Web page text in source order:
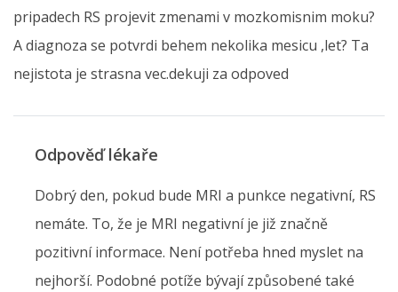
pripadech RS projevit zmenami v mozkomisnim moku?
A diagnoza se potvrdi behem nekolika mesicu ,let? Ta
nejistota je strasna vec.dekuji za odpoved
Odpověď lékaře
Dobrý den, pokud bude MRI a punkce negativní, RS
nemáte. To, že je MRI negativní je již značně
pozitivní informace. Není potřeba hned myslet na
nejhorší. Podobné potíže bývají způsobené také